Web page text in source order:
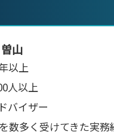
山
以上
人以上
バイザー
数多く受けてきた実